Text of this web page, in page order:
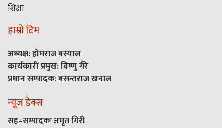
शिक्षा
हाम्रो टिम
अध्यक्ष: होमराज बस्याल
कार्यकारी प्रमुख: विष्णु गैरे
प्रधान सम्पादक: बसन्तराज खनाल
न्यूज डेक्स
सह–सम्पादकः अमृत गिरी